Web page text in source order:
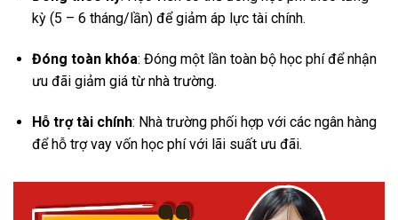
kỳ (5 – 6 tháng/lần) để giảm áp lực tài chính.
Đóng toàn khóa: Đóng một lần toàn bộ học phí để nhận
ưu đãi giảm giá từ nhà trường.
Hỗ trợ tài chính: Nhà trường phối hợp với các ngân hàng
để hỗ trợ vay vốn học phí với lãi suất ưu đãi.